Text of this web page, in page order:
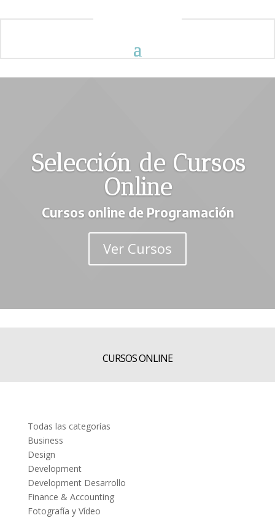
Selección de Cursos
Online
Cursos online de Programación
Ver Cursos
CURSOS ONLINE
Todas las categorías
Business
Design
Development
Development Desarrollo
Finance & Accounting
Fotografía y Vídeo